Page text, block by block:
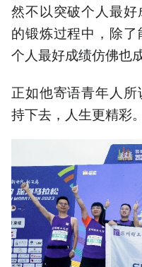
然不以突破个人最
的锻炼过程中，除
个人最好成绩仿佛也
正如他寄语青年人
持下去，人生更精彩。